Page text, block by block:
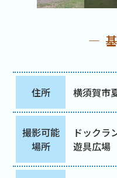
―
住所 横須賀市
撮影可能
場所
ドックラ
遊具広場